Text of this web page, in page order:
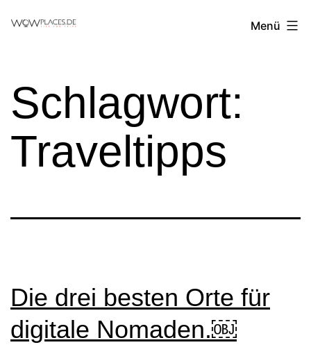
Reiseblog
Menü
Schlagwort:
Traveltipps
Die drei besten Orte für
digitale Nomaden.￼